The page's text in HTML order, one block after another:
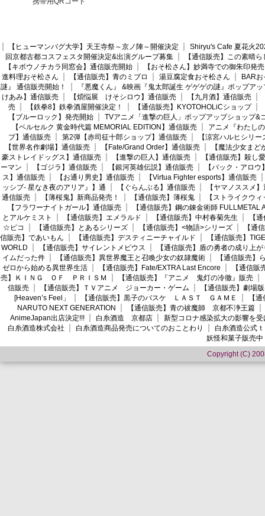
【ヒューマンバグ大学】天王寺祭～京ノ陣～開催決定
Shiryu's Cafe 夏花火
回京都古都コスフェスタ開催決定&出演グループ募集
【通信販売】この素晴
【キボウノチカラ同窓会】通信販売開始
【おそ松さん】妙満寺での御朱印発売
進料理おそ松さん
【通信販売】青のミブロ 湯豆腐定食おそ松さん
BAR
謎』 通信販売開始！
『悪魔くん』 &映画『鬼太郎誕生 ゲゲゲの謎』ポップア
けあみ】通信販売
【煩悩展 けそシロウ】通信販売 【九月酒】通信販売
売
【鉄拳8】鉄拳酒屋開催決定！ 【通信販売】KYOTOHOLiCショップ
【ブルーロック】発売開始
TVアニメ「進撃の巨人」ポップアップショップ&
【ベルセルク 黄金時代篇 MEMORIAL EDITION】通信販売
アニメ『わたし
プ】通信販売
第2弾【赤司征十郎ショップ】通信販売
【涼宮ハルヒシリ
【世界名作劇場】通信販売
【Fate/Grand Order】通信販売
【魔法少女ま
豪ストレイドッグス】通信販売
【進撃の巨人】通信販売
【通信販売】殺し愛
ーマン
【ゴジラ】通信販売 【銀河英雄伝説】通信販売
【バック・アロウ
ス】通信販売
【お通り男史】通信販売
【Virtua Fighter esports】通信販売
ッシブ- 星なき夜のアリア』】通
【ぐらんぶる】通信販売
【ヤマノススメ
通信販売
【薄桜鬼】新商品発売！ 【通信販売】薄桜鬼
【ストライクウ
【フラワーナイトガール】通信販売
【通信販売】鋼の錬金術師 FULLMETAL
とアルケミスト
【通信販売】エメラルド 【通信販売】中村春菊先生
【
☆ピコ
【通信販売】とあるシリーズ 【通信販売】<物語>シリーズ
【通
信販売】であいもん
【通信販売】デスティニーチャイルド
【通信販売】
WORLD
【通信販売】サイレントメビウス
【通信販売】盾の勇者の成り上が
イムだった件
【通信販売】異世界魔王と召喚少女の奴隷魔術
【通信販売】
ゼロから始める異世界生活
【通信販売】Fate/EXTRA Last Encore
【通信
売】ＫＩＮＧ ＯＦ ＰＲＩＳＭ
【通信販売】『アニメ 鬼灯の冷徹』販売
信販売
【通信販売】ＴＶアニメ ジョーカー・ゲーム
【通信販売】劇場
[Heaven’s Feel」
【通信販売】黒子のバスケ ＬＡＳＴ ＧＡＭＥ
【
NARUTO NEXT GENERATION
【通信販売】青の祓魔師 京都不浄王篇
AnimeJapan出店決定!!!
白糸酒造 京都店
新型コロナ感染拡大の影響を
白糸酒造株式会社
白糸酒造商品発売についてのおことわり
白糸酒造公式
妖怪和菓子販売中
Copyright (C)